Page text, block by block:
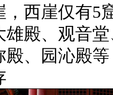
，西崖仅有5
雄殿、观音
殿、园沁殿